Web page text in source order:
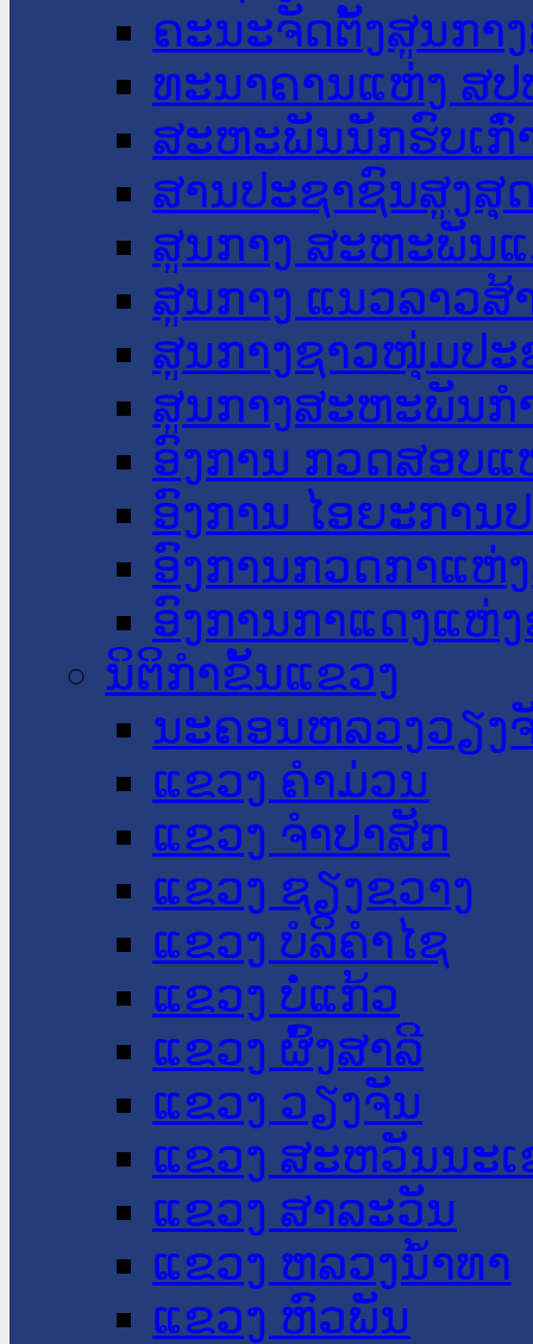
ຄະນະຈັດຕັ້ງສູນກາ
ທະນາຄານແຫ່ງ ສປ
ສະຫະພັນນັກຮົບເກົ່
ສານປະຊາຊົນສູງສຸ
ສູນກາງ ສະຫະພັນ
ສູນກາງ ແນວລາວສ້
ສູນກາງຊາວໜຸ່ມປະ
ສູນກາງສະຫະພັນກ
ອົງການ ກວດສອບແ
ອົງການ ໄອຍະການ
ອົງການກວດກາແຫ່
ອົງການກາແດງແຫ່
ນິຕິກໍາຂັ້ນແຂວງ
ນະ​ຄອນ​ຫລວງວຽງ
ແຂວງ ຄໍາມ່ວນ
ແຂວງ ຈໍາປາສັກ
ແຂວງ ຊຽງຂວາງ
ແຂວງ ບໍລິຄໍາໄຊ
ແຂວງ ບໍ່ແກ້ວ
ແຂວງ ຜົ້ງສາລີ
ແຂວງ ວຽງຈັນ
ແຂວງ ສະຫວັນນະ
ແຂວງ ສາລະວັນ
ແຂວງ ຫລວງນໍ້າທາ
ແຂວງ ຫົວພັນ